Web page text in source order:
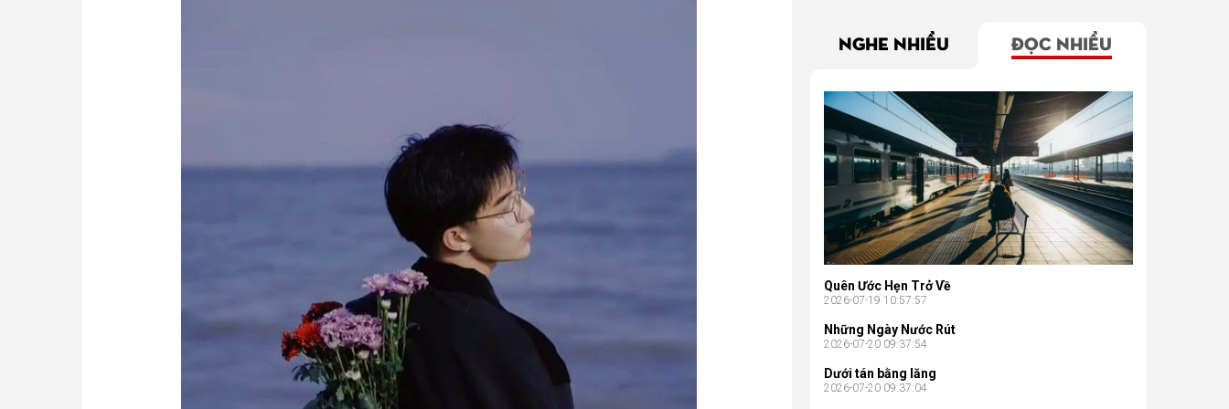
NGHE NHIỀU ĐỌC NHIỀU
Quên Ước Hẹn Trở Về
2026-07-19 10:57:57
Những Ngày Nước Rút
2026-07-20 09:37:54
Dưới tán bằng lăng
2026-07-20 09:37:04